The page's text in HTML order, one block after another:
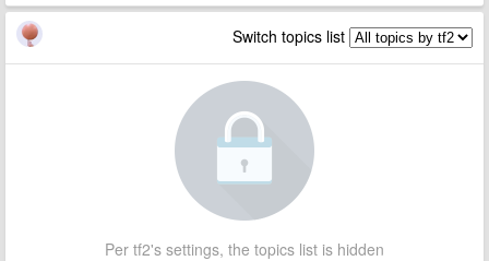
Switch topics list
Per tf2's settings, the topics list is hidden